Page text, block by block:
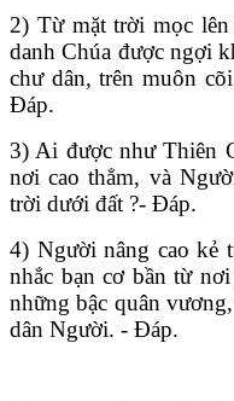
2) Từ mặt trời mọc
danh Chúa được ngợi
chư dân, trên muôn
Đáp.
3) Ai được như Thiên
nơi cao thẳm, và
trời dưới đất ?- Đáp.
4) Người nâng cao kẻ
nhắc bạn cơ bần từ
những bậc quân
dân Người. - Đáp.